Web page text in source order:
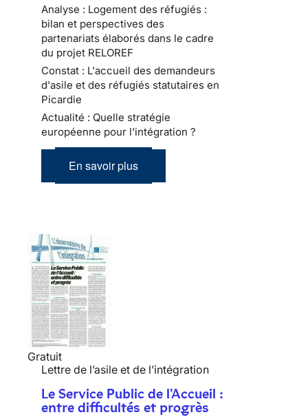
Analyse : Logement des réfugiés :
bilan et perspectives des
partenariats élaborés dans le cadre
du projet RELOREF
Constat : L'accueil des demandeurs
d'asile et des réfugiés statutaires en
Picardie
Actualité : Quelle stratégie
européenne pour l'intégration ?
En savoir plus
Gratuit
Lettre de l’asile et de l’intégration
Le Service Public de l'Accueil :
entre difficultés et progrès